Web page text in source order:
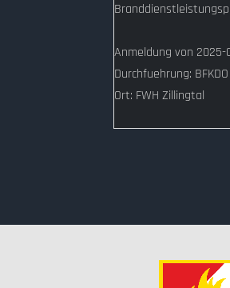
Anmeldung von 2025-
Durchfuehrung:
Ort: FWH Zillingtal